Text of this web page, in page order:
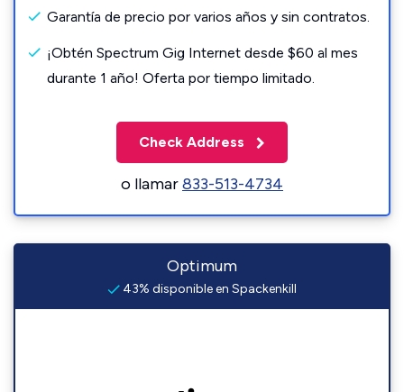
Garantía de precio por varios años y sin contratos.
¡Obtén Spectrum Gig Internet desde $60 al mes
durante 1 año! Oferta por tiempo limitado.
Check Address
o llamar833-513-4734
Optimum
43% disponible en Spackenkill